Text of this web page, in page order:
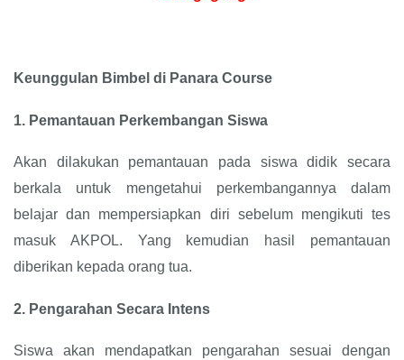
Keunggulan Bimbel di Panara Course
1. Pemantauan Perkembangan Siswa
Akan dilakukan pemantauan pada siswa didik secara
berkala untuk mengetahui perkembangannya dalam
belajar dan mempersiapkan diri sebelum mengikuti tes
masuk AKPOL. Yang kemudian hasil pemantauan
diberikan kepada orang tua.
2. Pengarahan Secara Intens
Siswa akan mendapatkan pengarahan sesuai dengan